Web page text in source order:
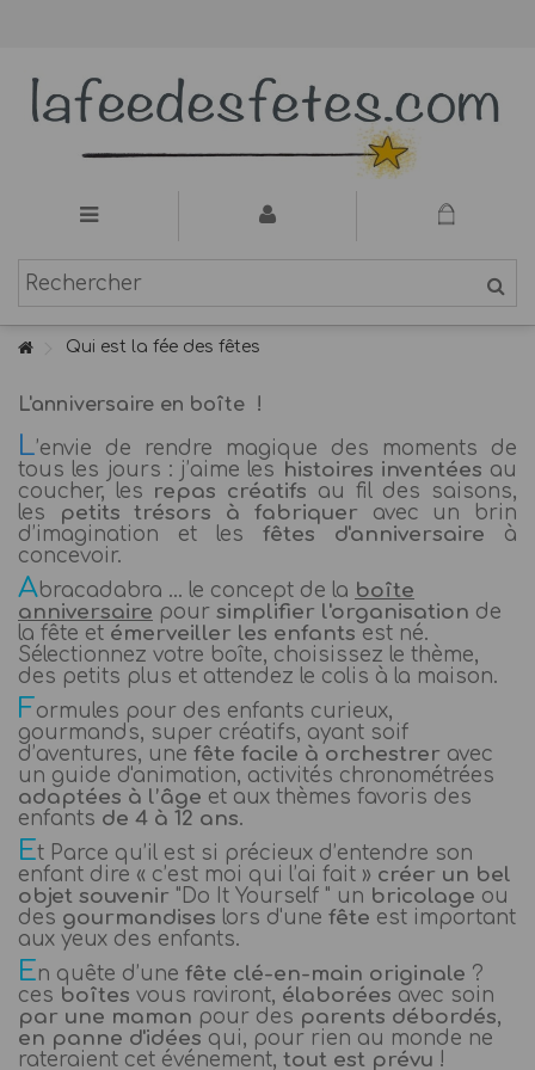
Qui est la fée des fêtes
L'anniversaire en boîte !
L’envie de rendre magique des moments de
tous les jours : j’aime les histoires inventées au
coucher, les repas créatifs au fil des saisons,
les
petits trésors à fabriquer avec un brin
d’imagination et les fêtes d'anniversaire à
concevoir.
Abracadabra … le concept de la boîte
anniversaire pour simplifier l'organisation de
la fête et émerveiller les enfants est né.
Sélectionnez votre boîte, choisissez le thème,
des petits plus et attendez le colis à la maison.
Formules pour des enfants curieux,
gourmands, super créatifs, ayant soif
d’aventures, une fête facile à orchestrer avec
un guide d'animation, activités chronométrées
adaptées à l’âge et aux thèmes favoris des
enfants de 4 à 12 ans.
Et Parce qu’il est si précieux d’entendre son
enfant dire « c’est moi qui l’ai fait » créer un bel
objet souvenir "Do It Yourself " un bricolage ou
des gourmandises lors d'une fête est important
aux yeux des enfants.
En quête d’une fête clé-en-main originale ?
ces boîtes vous raviront, élaborées avec soin
par une maman pour des parents débordés,
en panne d'idées qui, pour rien au monde ne
rateraient cet événement, tout est prévu !